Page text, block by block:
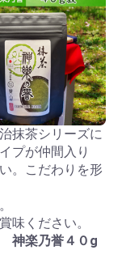
抹茶シリーズに
プが仲間入り
。こだわりを形
味ください。
神楽乃誉４０g